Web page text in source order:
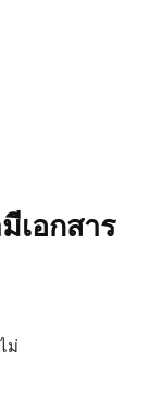
เอกสาร
ม่